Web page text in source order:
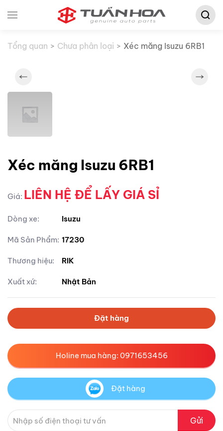
Tìm
Tổng quan
Chưa phân loại Xéc măng Isuzu 6RB1
Xéc măng Isuzu 6RB1
Giá: LIÊN HỆ ĐỂ LẤY GIÁ SỈ
Dòng xe: Isuzu
Mã Sản Phẩm: 17230
Thương hiệu: RIK
Xuất xứ: Nhật Bản
Đặt hàng
Holine mua hàng: 0971653456
Đặt hàng
Gửi